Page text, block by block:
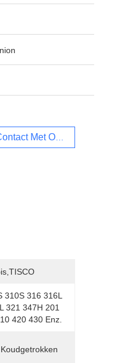
Met Ons Op
310S 316 316L
321 347H 201
420 430 Enz.